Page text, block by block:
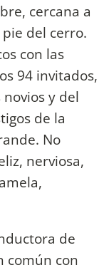
cercana a
del cerro.
con las
94 invitados,
y del
de la
No
nerviosa,
de
común con